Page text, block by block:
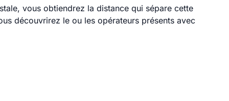
vous obtiendrez la distance qui sépare cette
découvrirez le ou les opérateurs présents avec